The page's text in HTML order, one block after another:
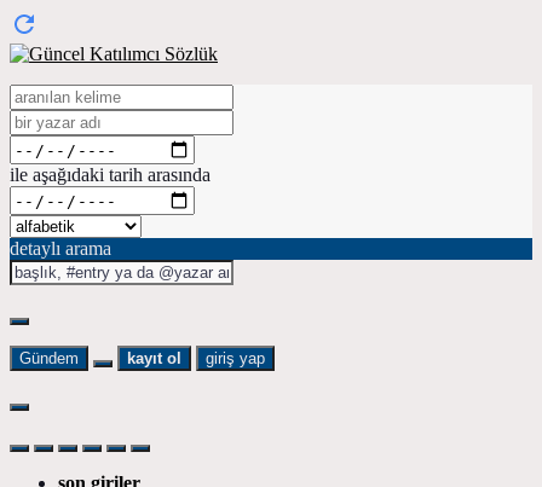
ile aşağıdaki tarih arasında
detaylı arama
Gündem kayıt ol giriş yap
son giriler